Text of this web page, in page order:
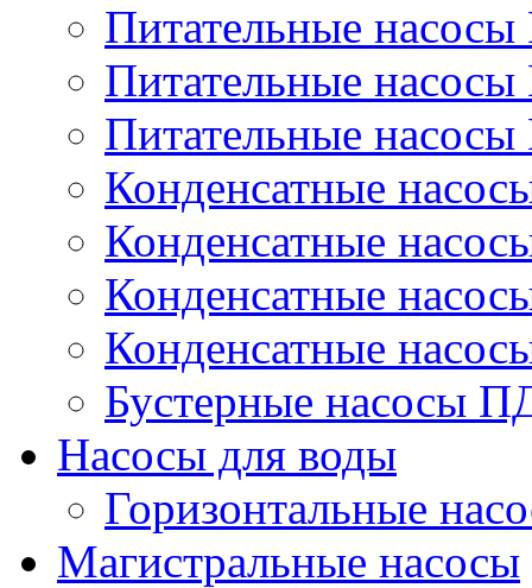
Питательные
Питательные
Питательные
Конденсатные
Конденсатные
Конденсатные
Конденсатные
Бустерные насосы
Насосы для воды
Горизонтальные
Магистральные насосы